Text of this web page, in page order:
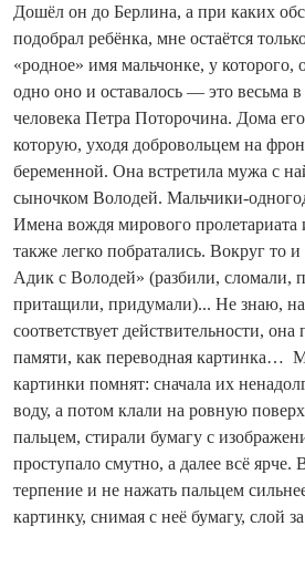
Дошёл он до Берлина, а при каких
подобрал ребёнка, мне остаётся
«родное» имя мальчонке, у
одно оно и оставалось — это весьма
человека Петра Поторочина. Дома
которую, уходя добровольцем на
беременной. Она встретила мужа с
сыночком Володей. Мальчики-
Имена вождя мирового пролетариата
также легко побратались. Вокруг то
Адик с Володей» (разбили, сломали,
притащили, придумали)... Не знаю,
соответствует действительности,
памяти, как переводная картинка…
картинки помнят: сначала их
воду, а потом клали на ровную
пальцем, стирали бумагу с
проступало смутно, а далее всё
терпение и не нажать пальцем
картинку, снимая с неё бумагу, слой